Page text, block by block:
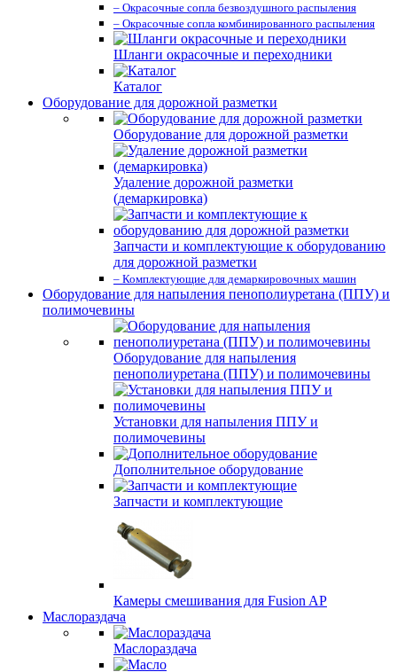
– Окрасочные сопла безвоздушного распыления
– Окрасочные сопла комбинированного распыления
Шланги окрасочные и переходники
Каталог
Оборудование для дорожной разметки
Оборудование для дорожной разметки
Удаление дорожной разметки
(демаркировка)
Запчасти и комплектующие к оборудованию
для дорожной разметки
– Комплектующие для демаркировочных машин
Оборудование для напыления пенополиуретана (ППУ) и
полимочевины
Оборудование для напыления
пенополиуретана (ППУ) и полимочевины
Установки для напыления ППУ и
полимочевины
Дополнительное оборудование
Запчасти и комплектующие
Камеры смешивания для Fusion AP
Маслораздача
Маслораздача